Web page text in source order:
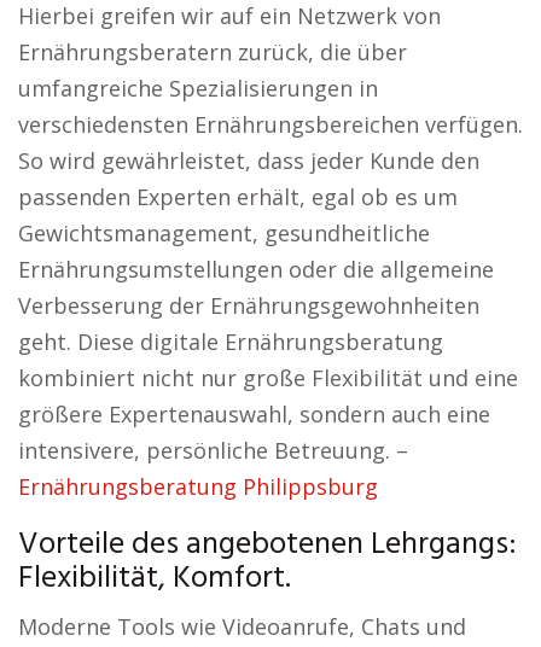
Hierbei greifen wir auf ein Netzwerk von
Ernährungsberatern zurück, die über
umfangreiche Spezialisierungen in
verschiedensten Ernährungsbereichen verfügen.
So wird gewährleistet, dass jeder Kunde den
passenden Experten erhält, egal ob es um
Gewichtsmanagement, gesundheitliche
Ernährungsumstellungen oder die allgemeine
Verbesserung der Ernährungsgewohnheiten
geht. Diese digitale Ernährungsberatung
kombiniert nicht nur große Flexibilität und eine
größere Expertenauswahl, sondern auch eine
intensivere, persönliche Betreuung. –
Ernährungsberatung Philippsburg
Vorteile des angebotenen Lehrgangs:
Flexibilität, Komfort.
Moderne Tools wie Videoanrufe, Chats und